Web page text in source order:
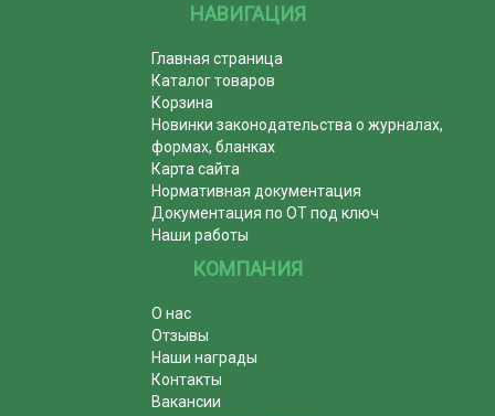
НАВИГАЦИЯ
Главная страница
Каталог товаров
Корзина
Новинки законодательства о журналах,
формах, бланках
Карта сайта
Нормативная документация
Документация по ОТ под ключ
Наши работы
КОМПАНИЯ
О нас
Отзывы
Наши награды
Контакты
Вакансии